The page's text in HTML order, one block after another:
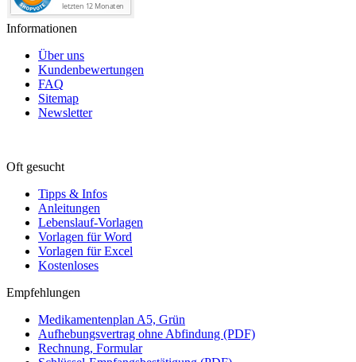
Informationen
Über uns
Kundenbewertungen
FAQ
Sitemap
Newsletter
Oft gesucht
Tipps & Infos
Anleitungen
Lebenslauf-Vorlagen
Vorlagen für Word
Vorlagen für Excel
Kostenloses
Empfehlungen
Medikamentenplan A5, Grün
Aufhebungsvertrag ohne Abfindung (PDF)
Rechnung, Formular